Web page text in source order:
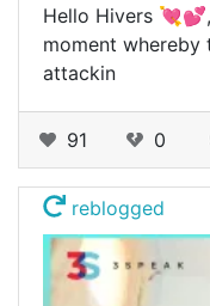
Hello Hivers
moment
attackin
91 0
reblogged